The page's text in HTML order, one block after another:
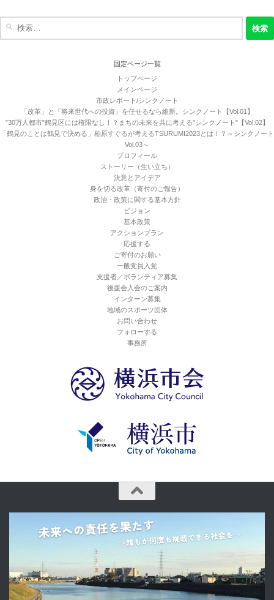
固定ページ一覧
トップページ
メインページ
市政レポート/シンクノート
「改革」と「将来世代への投資」を任せるなら維新。シンクノート【Vol.01】
”30万人都市”鶴見区には権限なし！？まちの未来を共に考える"シンクノート"【Vol.02】
「鶴見のことは鶴見で決める」柏原すぐるが考えるTSURUMI2023とは！？～シンクノート
Vol.03～
プロフィール
ストーリー（生い立ち）
決意とアイデア
身を切る改革（寄付のご報告）
政治・政策に関する基本方針
ビジョン
基本政策
アクションプラン
応援する
ご寄付のお願い
一般党員入党
支援者／ボランティア募集
後援会入会のご案内
インターン募集
地域のスポーツ団体
お問い合わせ
フォローする
事務所